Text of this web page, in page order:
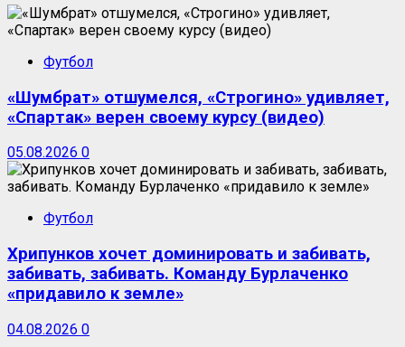
Футбол
«Шумбрат» отшумелся, «Строгино» удивляет,
«Спартак» верен своему курсу (видео)
05.08.2026 0
Футбол
Хрипунков хочет доминировать и забивать,
забивать, забивать. Команду Бурлаченко
«придавило к земле»
04.08.2026 0